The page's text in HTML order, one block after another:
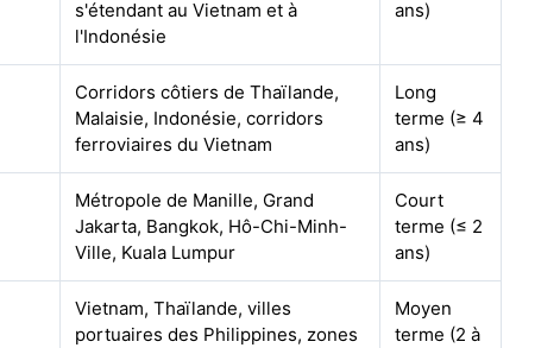
s'étendant au Vietnam et à
l'Indonésie
ans)
Corridors côtiers de Thaïlande,
Malaisie, Indonésie, corridors
ferroviaires du Vietnam
Long
terme (≥ 4
ans)
Métropole de Manille, Grand
Jakarta, Bangkok, Hô-Chi-Minh-
Ville, Kuala Lumpur
Court
terme (≤ 2
ans)
Vietnam, Thaïlande, villes
portuaires des Philippines, zones
Moyen
terme (2 à